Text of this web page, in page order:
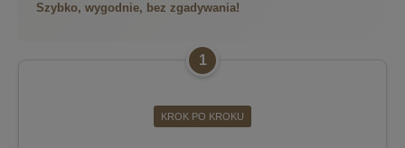
Szybko, wygodnie, bez zgadywania!
KROK PO KROKU
1